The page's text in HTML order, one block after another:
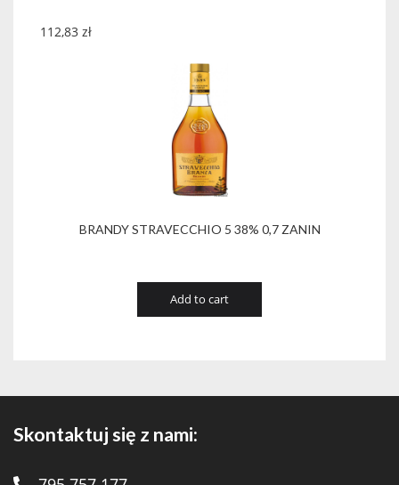
BRANDY STRAVECCHIO 5 38% 0,7 ZANIN
112,83 zł
Add to cart
Skontaktuj się z nami: